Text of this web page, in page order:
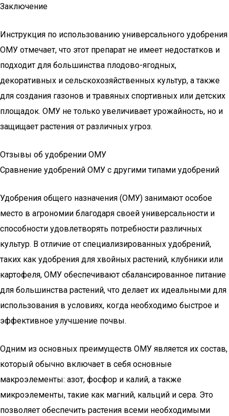
Заключение
Инструкция по использованию универсального удобрения
ОМУ отмечает, что этот препарат не имеет недостатков и
подходит для большинства плодово-ягодных,
декоративных и сельскохозяйственных культур, а также
для создания газонов и травяных спортивных или детских
площадок. ОМУ не только увеличивает урожайность, но и
защищает растения от различных угроз.
Отзывы об удобрении ОМУ
Сравнение удобрений ОМУ с другими типами удобрений
Удобрения общего назначения (ОМУ) занимают особое
место в агрономии благодаря своей универсальности и
способности удовлетворять потребности различных
культур. В отличие от специализированных удобрений,
таких как удобрения для хвойных растений, клубники или
картофеля, ОМУ обеспечивают сбалансированное питание
для большинства растений, что делает их идеальными для
использования в условиях, когда необходимо быстрое и
эффективное улучшение почвы.
Одним из основных преимуществ ОМУ является их состав,
который обычно включает в себя основные
макроэлементы: азот, фосфор и калий, а также
микроэлементы, такие как магний, кальций и сера. Это
позволяет обеспечить растения всеми необходимыми